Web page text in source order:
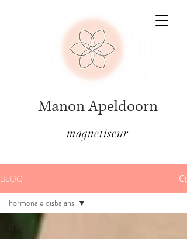
Manon Apeldoorn
magnetiseur
BLOG
Blogs
hormonale disbalans